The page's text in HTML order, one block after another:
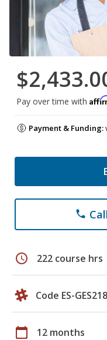
Pay over time with
Payment & Funding:
phone
schedule 222 course hrs
Code ES-
calendar_today 12 months